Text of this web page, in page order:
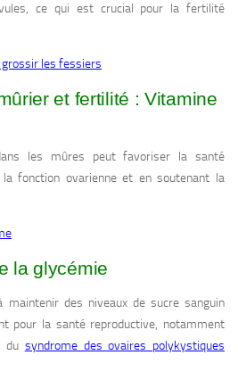
ce qui est crucial pour la fertilité
les fessiers
et fertilité : Vitamine
les mûres peut favoriser la santé
fonction ovarienne et en soutenant la
la glycémie
des niveaux de sucre sanguin
pour la santé reproductive, notamment
du syndrome des ovaires polykystiques